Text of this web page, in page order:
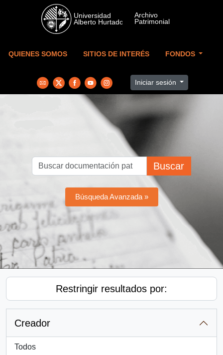
Skip to main content
QUIENES SOMOS SITIOS DE INTERÉS FONDOS
Iniciar sesión
Buscar
Búsqueda Avanzada »
Restringir resultados por:
Creador
Todos